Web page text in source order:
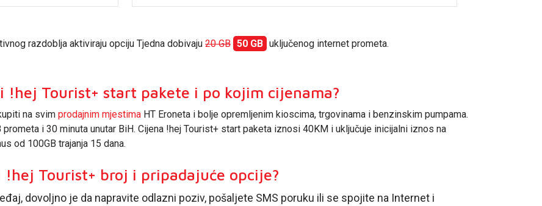
razdoblja aktiviraju opciju Tjedna dobivaju 20 GB 50 GB uključenog internet prometa.
Tourist+ start pakete i po kojim cijenama?
na svim prodajnim mjestima HT Eroneta i bolje opremljenim kioscima, trgovinama i benzinskim pumpama.
i 30 minuta unutar BiH. Cijena !hej Tourist+ start paketa iznosi 40KM i uključuje inicijalni iznos na
od 100GB trajanja 15 dana.
Tourist+ broj i pripadajuće opcije?
dovoljno je da napravite odlazni poziv, pošaljete SMS poruku ili se spojite na Internet i